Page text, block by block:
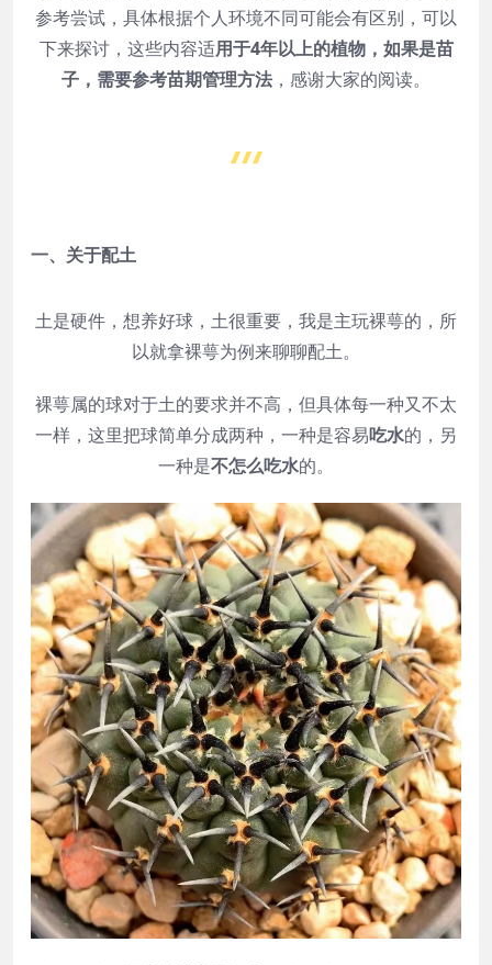
参考尝试，具体根据个人环境不同可能会有区别，可以
下来探讨，这些内容适用于4年以上的植物，如果是苗
子，需要参考苗期管理方法 ，感谢大家的阅读。
一、关于配土
土是硬件，想养好球，土很重要，我是主玩裸萼的，所
以就拿裸萼为例来聊聊配土。
裸萼属的球对于土的要求并不高，但具体每一种又不太
一样，这里把球简单分成两种，一种是容易吃水的，另
一种是不怎么吃水的。